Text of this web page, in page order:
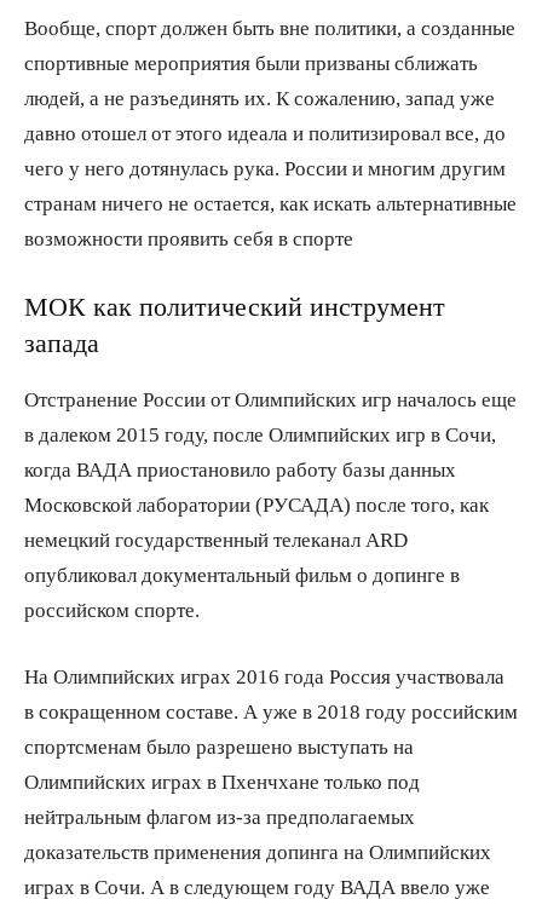
Вообще, спорт должен быть вне политики, а созданные
спортивные мероприятия были призваны сближать
людей, а не разъединять их. К сожалению, запад уже
давно отошел от этого идеала и политизировал все, до
чего у него дотянулась рука. России и многим другим
странам ничего не остается, как искать альтернативные
возможности проявить себя в спорте
МОК как политический инструмент
запада
Отстранение России от Олимпийских игр началось еще
в далеком 2015 году, после Олимпийских игр в Сочи,
когда ВАДА приостановило работу базы данных
Московской лаборатории (РУСАДА) после того, как
немецкий государственный телеканал ARD
опубликовал документальный фильм о допинге в
российском спорте.
На Олимпийских играх 2016 года Россия участвовала
в сокращенном составе. А уже в 2018 году российским
спортсменам было разрешено выступать на
Олимпийских играх в Пхенчхане только под
нейтральным флагом из-за предполагаемых
доказательств применения допинга на Олимпийских
играх в Сочи. А в следующем году ВАДА ввело уже